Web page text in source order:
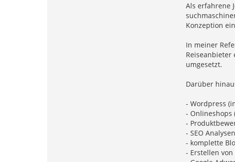
Als erfahrene
Konzeption
In meiner
Reiseanbieter
umgesetzt.
Darüber
- Wordpress
- Onlineshops
-
- SEO
- komplette
- Erstellen